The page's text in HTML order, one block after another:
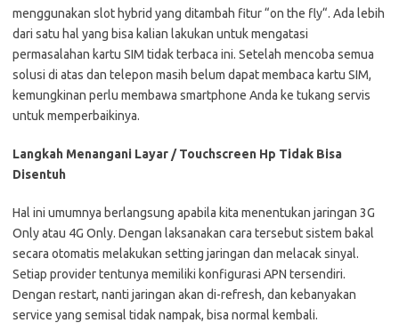
menggunakan slot hybrid yang ditambah fitur “on the fly“. Ada lebih
dari satu hal yang bisa kalian lakukan untuk mengatasi
permasalahan kartu SIM tidak terbaca ini. Setelah mencoba semua
solusi di atas dan telepon masih belum dapat membaca kartu SIM,
kemungkinan perlu membawa smartphone Anda ke tukang servis
untuk memperbaikinya.
Langkah Menangani Layar / Touchscreen Hp Tidak Bisa
Disentuh
Hal ini umumnya berlangsung apabila kita menentukan jaringan 3G
Only atau 4G Only. Dengan laksanakan cara tersebut sistem bakal
secara otomatis melakukan setting jaringan dan melacak sinyal.
Setiap provider tentunya memiliki konfigurasi APN tersendiri.
Dengan restart, nanti jaringan akan di-refresh, dan kebanyakan
service yang semisal tidak nampak, bisa normal kembali.